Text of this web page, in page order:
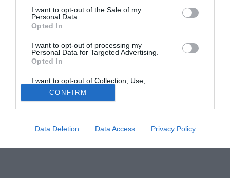
I want to opt-out of the Sale of my
Personal Data.
Opted In
I want to opt-out of processing my
Personal Data for Targeted Advertising.
Opted In
I want to opt-out of Collection, Use,
Retention, Sale, and/or Sharing of my
Personal Data that Is Unrelated with the
Purposes for which it was collected.
Opted Out
CONFIRM
Data Deletion Data Access Privacy Policy
molti non escludono che Ronaldinho possa essere
ugualmente ufficializzato in serata senza precisare per
quanti milioni, lasciando intendere ai tifosi del Barça che il
presidente Laporta sia riuscito a vincere l'importante
braccio di ferro che non ha saputo condurre con il Chelsea
Solo con TIMVISION hai DAZN e PRIME in promo a soli
19,99€ per i primi 3 mesi. Attiva ora Online!